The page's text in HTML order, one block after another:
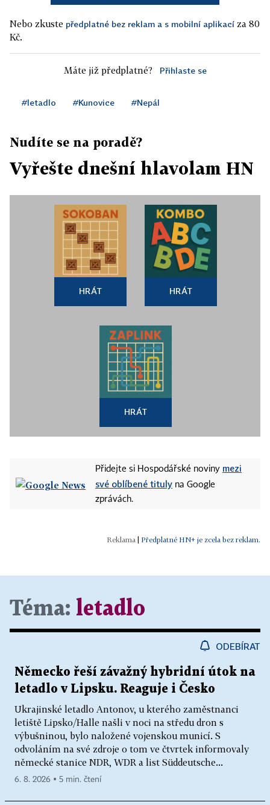
Nebo zkuste předplatné bez reklam a s mobilní aplikací za 80
Kč.
Máte již předplatné? Přihlaste se
#letadlo #Kunovice #Nepál
Nudíte se na poradě?
Vyřešte dnešní hlavolam HN
HRÁT HRÁT
HRÁT
Přidejte si Hospodářské noviny mezi
své oblíbené tituly na Google
zprávách.
Předplatné HN+ je zcela bez reklam.
Téma: letadlo
ODEBÍRAT
Německo řeší závažný hybridní útok na
letadlo v Lipsku. Reaguje i Česko
Ukrajinské letadlo Antonov, u kterého zaměstnanci
letiště Lipsko/Halle našli v noci na středu dron s
výbušninou, bylo naložené vojenskou municí. S
odvoláním na své zdroje o tom ve čtvrtek informovaly
německé stanice NDR, WDR a list Süddeutsche...
6. 8. 2026 ▪ 5 min. čtení